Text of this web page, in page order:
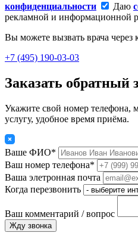
конфиденциальности
Даю
рекламной и информационной
Вы можете вызвать врача через
+7 (495) 190-03-03
Заказать обратный
Укажите свой номер телефона,
услугу, удобное время приёма.
Ваше ФИО*
Ваш номер телефона*
Ваша элетронная почта
Когда перезвонить
Ваш комментарий / вопрос
Жду звонка